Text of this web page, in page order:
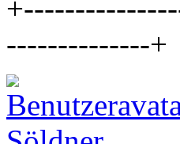
--------------+